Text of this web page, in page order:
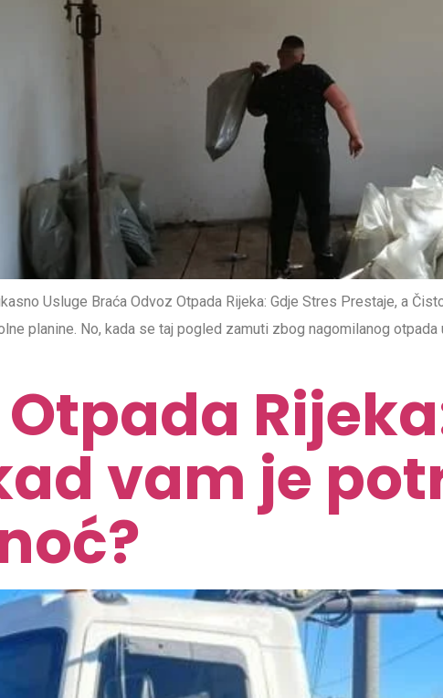
Usluge Braća Odvoz Otpada Rijeka: Gdje Stres Prestaje, a
planine. No, kada se taj pogled zamuti zbog nagomilanog
Otpada
vam je